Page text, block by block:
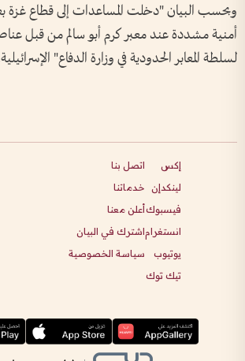
وبحسب البيان "دخلت المساعدات إلى قطاع
أمنية مشددة عند معبر كرم أبو سالم من قبل
لسلطة المعابر الحدودية في وزارة الدفاع"
إكس
لينكدإن
فيسبوك
انستغرام
يوتيوب
تيك توك
اتصل بنا
خدماتنا
أعلن معنا
اشترك في البيان
سياسة الخصوصية